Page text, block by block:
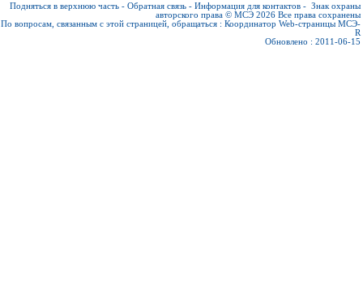
Подняться в верхнюю часть - Обратная связь - Информация для контактов - Знак охраны
авторского права © МСЭ 2026 Все права сохранены
По вопросам, связанным с этой страницей, обращаться : Координатор Web-страницы МСЭ-
R
Обновлено : 2011-06-15